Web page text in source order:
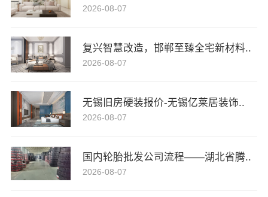
2026-08-07
复兴智慧改造，邯郸至臻全宅新材料..
2026-08-07
无锡旧房硬装报价-无锡亿莱居装饰..
2026-08-07
国内轮胎批发公司流程——湖北省腾..
2026-08-07